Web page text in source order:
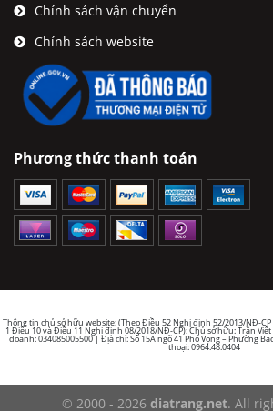
Chính sách vận chuyển
Chính sách website
Phương thức thanh toán
Thông tin chủ sở hữu website: (Theo Điều 52 Nghị định 52/2013/NĐ-
1 Điều 10 và Điều 11 Nghị định 08/2018/NĐ-CP): Chủ sở hữu: Trần
doanh: 034085005500 | Địa chỉ: Số 15A ngõ 41 Phố Vọng – Phường
thoại: 0964.48.0404
© 2000 - 2026 diatrang.net. All